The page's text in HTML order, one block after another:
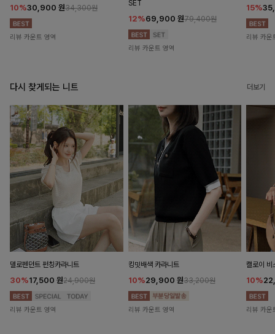
10%30,900 원34,300원
리뷰 카운트 영역
SET
12%69,900 원79,400원
리뷰 카운트 영역
15%
리뷰 카운
다시 찾게되는 니트 더보기
델로펜던트 펀칭카라니트
30%17,500 원24,900원
리뷰 카운트 영역
킹밋배색 카라니트
10%29,900 원33,200원
리뷰 카운트 영역
캘로이 비
10%
리뷰 카운